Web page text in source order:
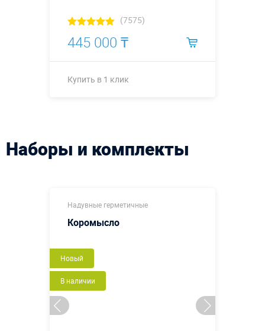
(7575)
445 000 ₸
Купить в 1 клик
Наборы и комплекты
Надувные герметичные
Коромысло
Новый
В наличии